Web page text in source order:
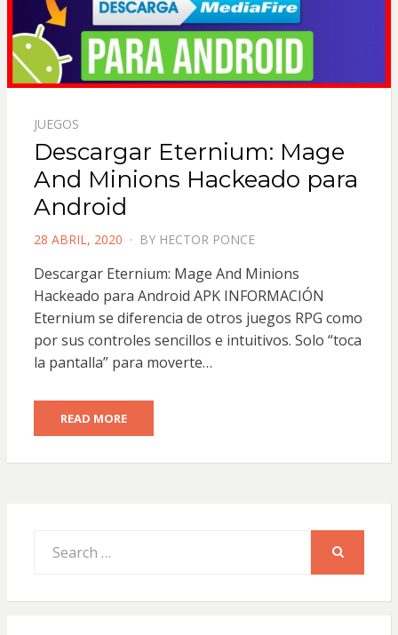
JUEGOS
Descargar Eternium: Mage
And Minions Hackeado para
Android
POSTED
28 ABRIL, 2020 BY HECTOR PONCE
Descargar Eternium: Mage And Minions
Hackeado para Android APK INFORMACIÓN
Eternium se diferencia de otros juegos RPG como
por sus controles sencillos e intuitivos. Solo “toca
la pantalla” para moverte…
READ MORE
for: